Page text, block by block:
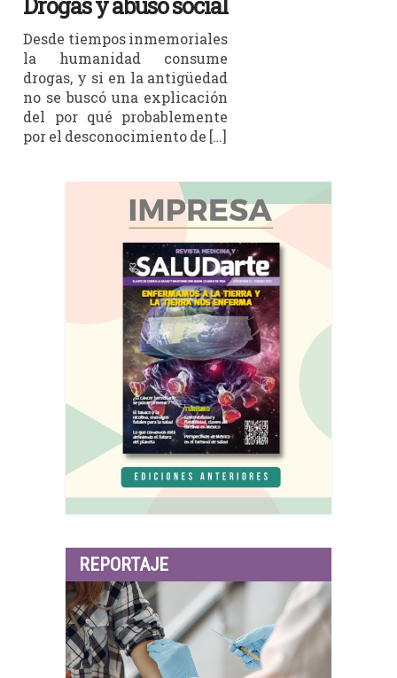
Drogas y abuso social
Desde tiempos inmemoriales
la humanidad consume
drogas, y si en la antigüedad
no se buscó una explicación
del por qué probablemente
por el desconocimiento de […]
REPORTAJE